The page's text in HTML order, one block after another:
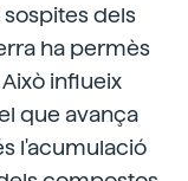
dels
ha permès
influeix
que avança
l'acumulació